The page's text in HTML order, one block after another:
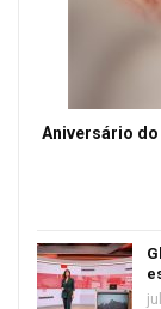
Aniversário